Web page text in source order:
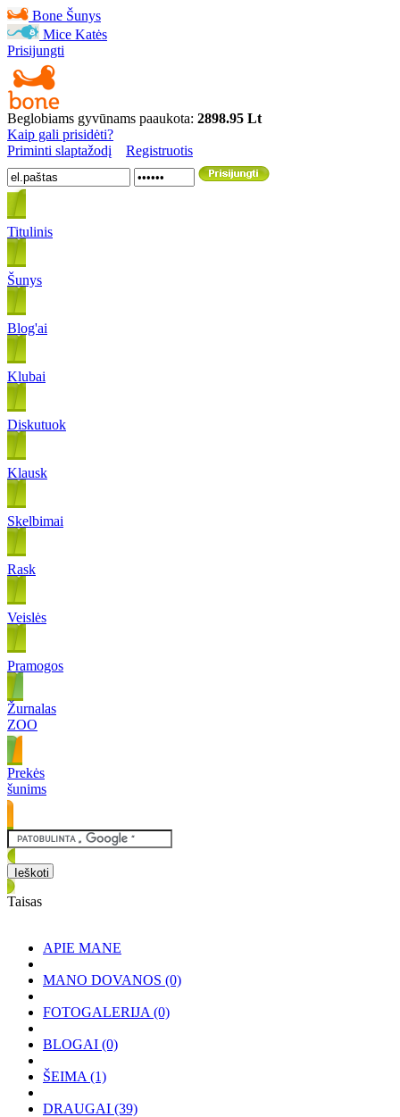
Bone Šunys
Mice Katės
Prisijungti
Beglobiams gyvūnams paaukota: 2898.95 Lt
Kaip gali prisidėti?
Priminti slaptažodį
Registruotis
Titulinis
Šunys
Blog'ai
Klubai
Diskutuok
Klausk
Skelbimai
Rask
Veislės
Pramogos
Žurnalas
ZOO
Prekės
šunims
Taisas
APIE MANE
MANO DOVANOS (0)
FOTOGALERIJA (0)
BLOGAI (0)
ŠEIMA (1)
DRAUGAI (39)